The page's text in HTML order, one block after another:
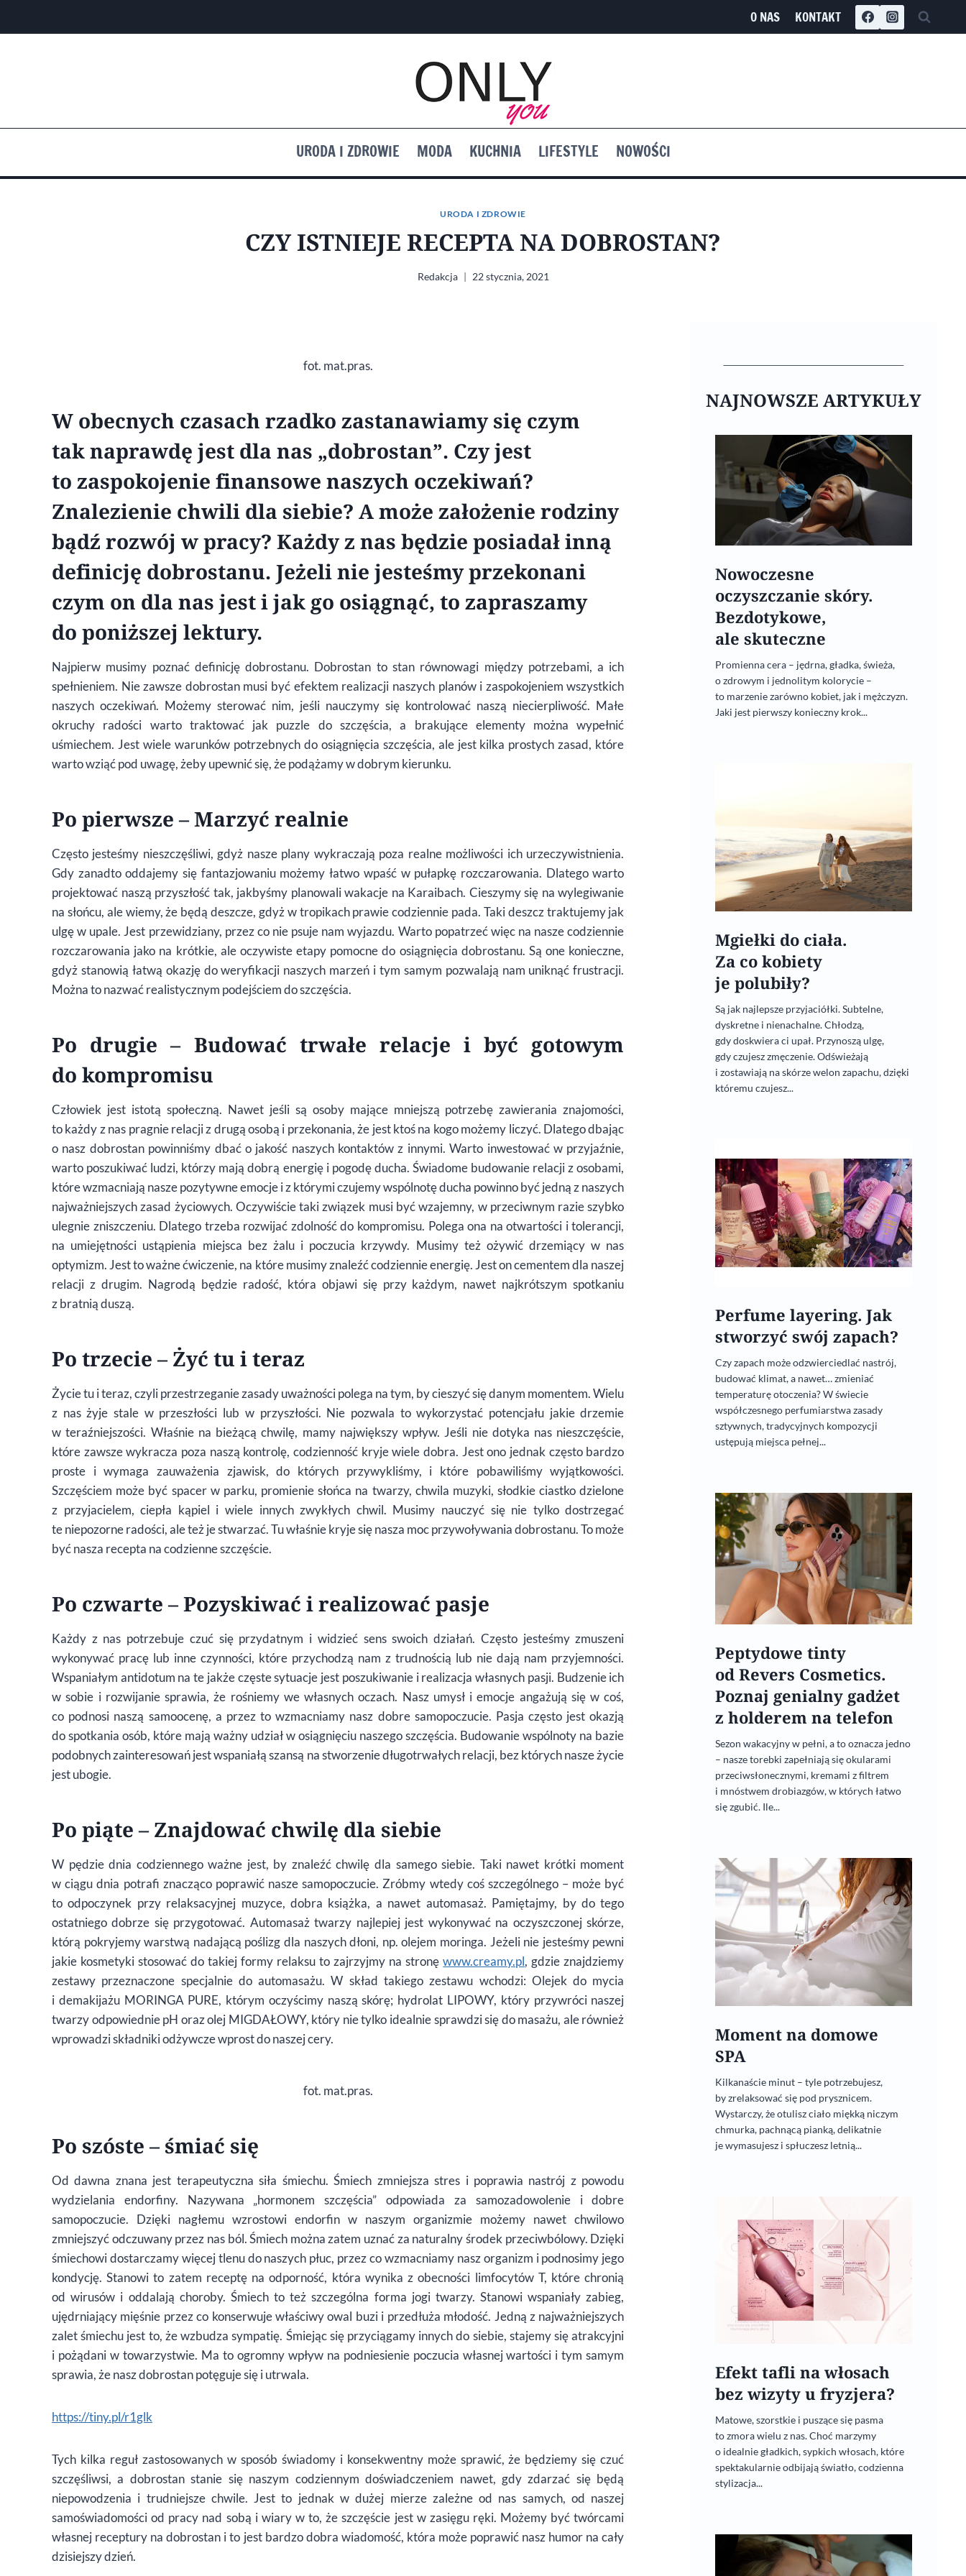
O NAS KONTAKT
URODA I ZDROWIE MODA KUCHNIA LIFESTYLE NOWOŚCI
URODA I ZDROWIE
CZY ISTNIEJE RECEPTA NA DOBROSTAN?
Redakcja 22 stycznia, 2021
fot. mat.pras.
W obecnych czasach rzadko zastanawiamy się czym
tak naprawdę jest dla nas „dobrostan”. Czy jest
to zaspokojenie finansowe naszych oczekiwań?
Znalezienie chwili dla siebie? A może założenie rodziny
bądź rozwój w pracy? Każdy z nas będzie posiadał inną
definicję dobrostanu. Jeżeli nie jesteśmy przekonani
czym on dla nas jest i jak go osiągnąć, to zapraszamy
do poniższej lektury.
Najpierw musimy poznać definicję dobrostanu. Dobrostan to stan równowagi między potrzebami, a ich
spełnieniem. Nie zawsze dobrostan musi być efektem realizacji naszych planów i zaspokojeniem wszystkich
naszych oczekiwań. Możemy sterować nim, jeśli nauczymy się kontrolować naszą niecierpliwość. Małe
okruchy radości warto traktować jak puzzle do szczęścia, a brakujące elementy można wypełnić
uśmiechem. Jest wiele warunków potrzebnych do osiągnięcia szczęścia, ale jest kilka prostych zasad, które
warto wziąć pod uwagę, żeby upewnić się, że podążamy w dobrym kierunku.
Po pierwsze – Marzyć realnie
Często jesteśmy nieszczęśliwi, gdyż nasze plany wykraczają poza realne możliwości ich urzeczywistnienia.
Gdy zanadto oddajemy się fantazjowaniu możemy łatwo wpaść w pułapkę rozczarowania. Dlatego warto
projektować naszą przyszłość tak, jakbyśmy planowali wakacje na Karaibach. Cieszymy się na wylegiwanie
na słońcu, ale wiemy, że będą deszcze, gdyż w tropikach prawie codziennie pada. Taki deszcz traktujemy jak
ulgę w upale. Jest przewidziany, przez co nie psuje nam wyjazdu. Warto popatrzeć więc na nasze codziennie
rozczarowania jako na krótkie, ale oczywiste etapy pomocne do osiągnięcia dobrostanu. Są one konieczne,
gdyż stanowią łatwą okazję do weryfikacji naszych marzeń i tym samym pozwalają nam uniknąć frustracji.
Można to nazwać realistycznym podejściem do szczęścia.
Po drugie – Budować trwałe relacje i być gotowym
do kompromisu
Człowiek jest istotą społeczną. Nawet jeśli są osoby mające mniejszą potrzebę zawierania znajomości,
to każdy z nas pragnie relacji z drugą osobą i przekonania, że jest ktoś na kogo możemy liczyć. Dlatego dbając
o nasz dobrostan powinniśmy dbać o jakość naszych kontaktów z innymi. Warto inwestować w przyjaźnie,
warto poszukiwać ludzi, którzy mają dobrą energię i pogodę ducha. Świadome budowanie relacji z osobami,
które wzmacniają nasze pozytywne emocje i z którymi czujemy wspólnotę ducha powinno być jedną z naszych
najważniejszych zasad życiowych. Oczywiście taki związek musi być wzajemny, w przeciwnym razie szybko
ulegnie zniszczeniu. Dlatego trzeba rozwijać zdolność do kompromisu. Polega ona na otwartości i tolerancji,
na umiejętności ustąpienia miejsca bez żalu i poczucia krzywdy. Musimy też ożywić drzemiący w nas
optymizm. Jest to ważne ćwiczenie, na które musimy znaleźć codziennie energię. Jest on cementem dla naszej
relacji z drugim. Nagrodą będzie radość, która objawi się przy każdym, nawet najkrótszym spotkaniu
z bratnią duszą.
Po trzecie – Żyć tu i teraz
Życie tu i teraz, czyli przestrzeganie zasady uważności polega na tym, by cieszyć się danym momentem. Wielu
z nas żyje stale w przeszłości lub w przyszłości. Nie pozwala to wykorzystać potencjału jakie drzemie
w teraźniejszości. Właśnie na bieżącą chwilę, mamy największy wpływ. Jeśli nie dotyka nas nieszczęście,
które zawsze wykracza poza naszą kontrolę, codzienność kryje wiele dobra. Jest ono jednak często bardzo
proste i wymaga zauważenia zjawisk, do których przywykliśmy, i które pobawiliśmy wyjątkowości.
Szczęściem może być spacer w parku, promienie słońca na twarzy, chwila muzyki, słodkie ciastko dzielone
z przyjacielem, ciepła kąpiel i wiele innych zwykłych chwil. Musimy nauczyć się nie tylko dostrzegać
te niepozorne radości, ale też je stwarzać. Tu właśnie kryje się nasza moc przywoływania dobrostanu. To może
być nasza recepta na codzienne szczęście.
Po czwarte – Pozyskiwać i realizować pasje
Każdy z nas potrzebuje czuć się przydatnym i widzieć sens swoich działań. Często jesteśmy zmuszeni
wykonywać pracę lub inne czynności, które przychodzą nam z trudnością lub nie dają nam przyjemności.
Wspaniałym antidotum na te jakże częste sytuacje jest poszukiwanie i realizacja własnych pasji. Budzenie ich
w sobie i rozwijanie sprawia, że rośniemy we własnych oczach. Nasz umysł i emocje angażują się w coś,
co podnosi naszą samoocenę, a przez to wzmacniamy nasz dobre samopoczucie. Pasja często jest okazją
do spotkania osób, które mają ważny udział w osiągnięciu naszego szczęścia. Budowanie wspólnoty na bazie
podobnych zainteresowań jest wspaniałą szansą na stworzenie długotrwałych relacji, bez których nasze życie
jest ubogie.
Po piąte – Znajdować chwilę dla siebie
W pędzie dnia codziennego ważne jest, by znaleźć chwilę dla samego siebie. Taki nawet krótki moment
w ciągu dnia potrafi znacząco poprawić nasze samopoczucie. Zróbmy wtedy coś szczególnego – może być
to odpoczynek przy relaksacyjnej muzyce, dobra książka, a nawet automasaż. Pamiętajmy, by do tego
ostatniego dobrze się przygotować. Automasaż twarzy najlepiej jest wykonywać na oczyszczonej skórze,
którą pokryjemy warstwą nadającą poślizg dla naszych dłoni, np. olejem moringa. Jeżeli nie jesteśmy pewni
jakie kosmetyki stosować do takiej formy relaksu to zajrzyjmy na stronęwww.creamy.pl, gdzie znajdziemy
zestawy przeznaczone specjalnie do automasażu. W skład takiego zestawu wchodzi: Olejek do mycia
i demakijażu MORINGA PURE, którym oczyścimy naszą skórę; hydrolat LIPOWY, który przywróci naszej
twarzy odpowiednie pH oraz olej MIGDAŁOWY, który nie tylko idealnie sprawdzi się do masażu, ale również
wprowadzi składniki odżywcze wprost do naszej cery.
fot. mat.pras.
Po szóste – śmiać się
Od dawna znana jest terapeutyczna siła śmiechu. Śmiech zmniejsza stres i poprawia nastrój z powodu
wydzielania endorfiny. Nazywana „hormonem szczęścia” odpowiada za samozadowolenie i dobre
samopoczucie. Dzięki nagłemu wzrostowi endorfin w naszym organizmie możemy nawet chwilowo
zmniejszyć odczuwany przez nas ból. Śmiech można zatem uznać za naturalny środek przeciwbólowy. Dzięki
śmiechowi dostarczamy więcej tlenu do naszych płuc, przez co wzmacniamy nasz organizm i podnosimy jego
kondycję. Stanowi to zatem receptę na odporność, która wynika z obecności limfocytów T, które chronią
od wirusów i oddalają choroby. Śmiech to też szczególna forma jogi twarzy. Stanowi wspaniały zabieg,
ujędrniający mięśnie przez co konserwuje właściwy owal buzi i przedłuża młodość. Jedną z najważniejszych
zalet śmiechu jest to, że wzbudza sympatię. Śmiejąc się przyciągamy innych do siebie, stajemy się atrakcyjni
i pożądani w towarzystwie. Ma to ogromny wpływ na podniesienie poczucia własnej wartości i tym samym
sprawia, że nasz dobrostan potęguje się i utrwala.
https://tiny.pl/r1glk
Tych kilka reguł zastosowanych w sposób świadomy i konsekwentny może sprawić, że będziemy się czuć
szczęśliwsi, a dobrostan stanie się naszym codziennym doświadczeniem nawet, gdy zdarzać się będą
niepowodzenia i trudniejsze chwile. Jest to jednak w dużej mierze zależne od nas samych, od naszej
samoświadomości od pracy nad sobą i wiary w to, że szczęście jest w zasięgu ręki. Możemy być twórcami
własnej receptury na dobrostan i to jest bardzo dobra wiadomość, która może poprawić nasz humor na cały
dzisiejszy dzień.
NAJNOWSZE ARTYKUŁY
Nowoczesne
oczyszczanie skóry.
Bezdotykowe,
ale skuteczne
Promienna cera – jędrna, gładka, świeża,
o zdrowym i jednolitym kolorycie –
to marzenie zarówno kobiet, jak i mężczyzn.
Jaki jest pierwszy konieczny krok...
Mgiełki do ciała.
Za co kobiety
je polubiły?
Są jak najlepsze przyjaciółki. Subtelne,
dyskretne i nienachalne. Chłodzą,
gdy doskwiera ci upał. Przynoszą ulgę,
gdy czujesz zmęczenie. Odświeżają
i zostawiają na skórze welon zapachu, dzięki
któremu czujesz...
Perfume layering. Jak
stworzyć swój zapach?
Czy zapach może odzwierciedlać nastrój,
budować klimat, a nawet… zmieniać
temperaturę otoczenia? W świecie
współczesnego perfumiarstwa zasady
sztywnych, tradycyjnych kompozycji
ustępują miejsca pełnej...
Peptydowe tinty
od Revers Cosmetics.
Poznaj genialny gadżet
z holderem na telefon
Sezon wakacyjny w pełni, a to oznacza jedno
– nasze torebki zapełniają się okularami
przeciwsłonecznymi, kremami z filtrem
i mnóstwem drobiazgów, w których łatwo
się zgubić. Ile...
Moment na domowe
SPA
Kilkanaście minut – tyle potrzebujesz,
by zrelaksować się pod prysznicem.
Wystarczy, że otulisz ciało miękką niczym
chmurka, pachnącą pianką, delikatnie
je wymasujesz i spłuczesz letnią...
Efekt tafli na włosach
bez wizyty u fryzjera?
Matowe, szorstkie i puszące się pasma
to zmora wielu z nas. Choć marzymy
o idealnie gładkich, sypkich włosach, które
spektakularnie odbijają światło, codzienna
stylizacja...